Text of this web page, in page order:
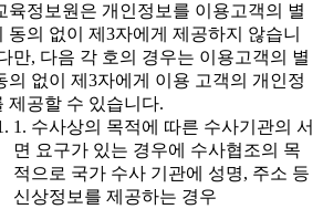
정보원은 개인정보를 이용고객의 별
동의 없이 제3자에게 제공하지 않습니
만, 다음 각 호의 경우는 이용고객의 별
의 없이 제3자에게 이용 고객의 개인정
제공할 수 있습니다.
1. 수사상의 목적에 따른 수사기관의 서
면 요구가 있는 경우에 수사협조의 목
적으로 국가 수사 기관에 성명, 주소 등
신상정보를 제공하는 경우